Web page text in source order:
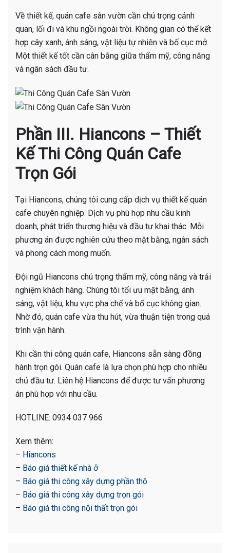
Về thiết kế, quán cafe sân vườn cần chú trọng cảnh
quan, lối đi và khu ngồi ngoài trời. Không gian có thể kết
hợp cây xanh, ánh sáng, vật liệu tự nhiên và bố cục mở.
Một thiết kế tốt cần cân bằng giữa thẩm mỹ, công năng
và ngân sách đầu tư.
Phần III. Hiancons – Thiết
Kế Thi Công Quán Cafe
Trọn Gói
Tại Hiancons, chúng tôi cung cấp dịch vụ thiết kế quán
cafe chuyên nghiệp. Dịch vụ phù hợp nhu cầu kinh
doanh, phát triển thương hiệu và đầu tư khai thác. Mỗi
phương án được nghiên cứu theo mặt bằng, ngân sách
và phong cách mong muốn.
Đội ngũ Hiancons chú trọng thẩm mỹ, công năng và trải
nghiệm khách hàng. Chúng tôi tối ưu mặt bằng, ánh
sáng, vật liệu, khu vực pha chế và bố cục không gian.
Nhờ đó, quán cafe vừa thu hút, vừa thuận tiện trong quá
trình vận hành.
Khi cần thi công quán cafe, Hiancons sẵn sàng đồng
hành trọn gói. Quán cafe là lựa chọn phù hợp cho nhiều
chủ đầu tư. Liên hệ Hiancons để được tư vấn phương
án phù hợp với nhu cầu.
HOTLINE: 0934 037 966
Xem thêm:
– Hiancons
– Báo giá thiết kế nhà ở
– Báo giá thi công xây dựng phần thô
– Báo giá thi công xây dựng trọn gói
– Báo giá thi công nội thất trọn gói